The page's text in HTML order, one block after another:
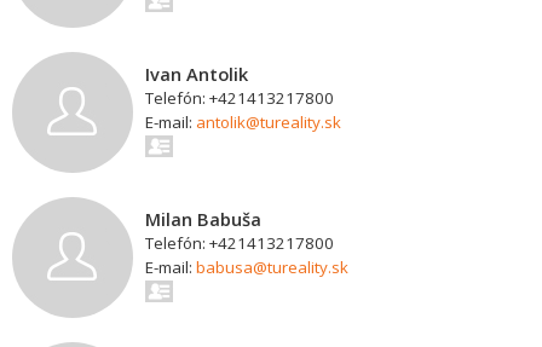
Ivan Antolik
Telefón: +421413217800
E-mail: antolik@tureality.sk
Milan Babuša
Telefón: +421413217800
E-mail: babusa@tureality.sk